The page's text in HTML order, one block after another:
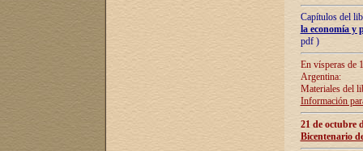
Capítulos del
la economía y
pdf )
En vísperas de
Argentina:
Materiales del
Información
21 de octubre
Bicentenario